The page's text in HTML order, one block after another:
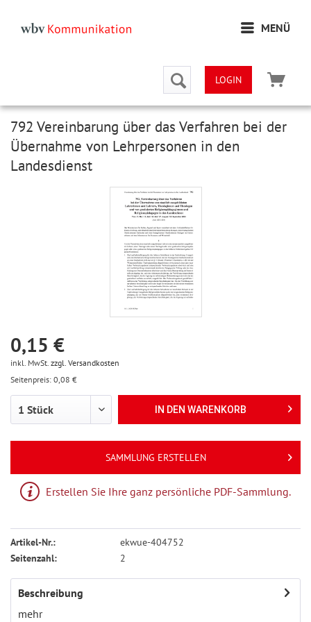
MENÜ
LOGIN
792 Vereinbarung über das Verfahren bei der
Übernahme von Lehrpersonen in den
Landesdienst
0,15 €
inkl. MwSt. zzgl. Versandkosten
Seitenpreis: 0,08 €
IN DEN WARENKORB
SAMMLUNG ERSTELLEN
Erstellen Sie Ihre ganz persönliche PDF-Sammlung.
Artikel-Nr.:
ekwue-404752
Seitenzahl:
2
Beschreibung
mehr